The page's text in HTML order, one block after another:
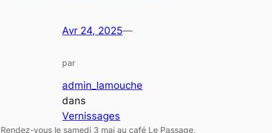
Avr 24, 2025—
par
admin_lamouche
dans
Vernissages
Rendez-vous le samedi 3 mai au café Le Passage,